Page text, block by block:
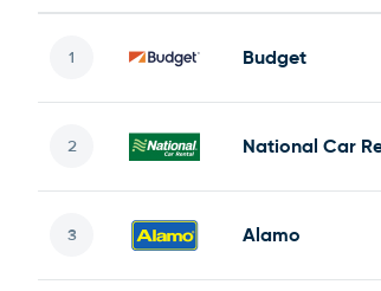
Budget
National Car
Alamo